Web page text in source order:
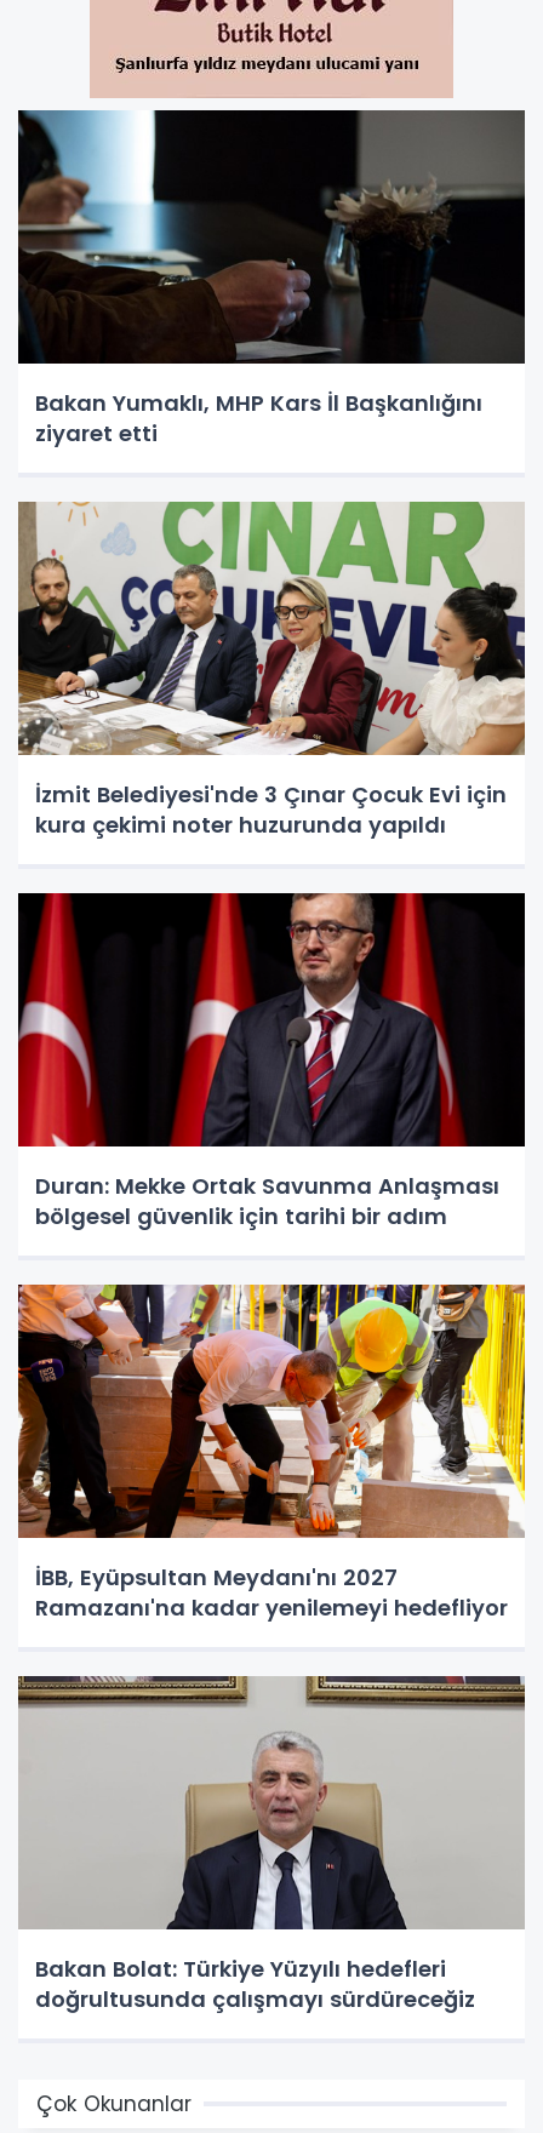
Bakan Yumaklı, MHP Kars İl Başkanlığını
ziyaret etti
İzmit Belediyesi'nde 3 Çınar Çocuk Evi için
kura çekimi noter huzurunda yapıldı
Duran: Mekke Ortak Savunma Anlaşması
bölgesel güvenlik için tarihi bir adım
İBB, Eyüpsultan Meydanı'nı 2027
Ramazanı'na kadar yenilemeyi hedefliyor
Bakan Bolat: Türkiye Yüzyılı hedefleri
doğrultusunda çalışmayı sürdüreceğiz
Çok Okunanlar